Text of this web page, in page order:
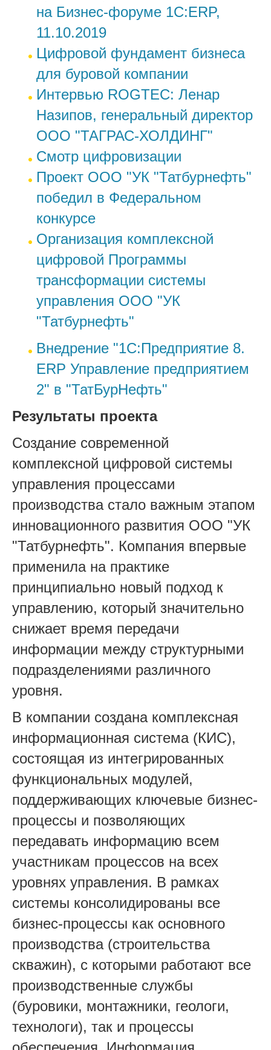
на Бизнес-форуме 1С:ERP,
11.10.2019
Цифровой фундамент бизнеса
для буровой компании
Интервью ROGTEC: Ленар
Назипов, генеральный директор
ООО "ТАГРАС-ХОЛДИНГ"
Смотр цифровизации
Проект ООО "УК "Татбурнефть"
победил в Федеральном
конкурсе
Организация комплексной
цифровой Программы
трансформации системы
управления ООО "УК
"Татбурнефть"
Внедрение "1С:Предприятие 8.
ERP Управление предприятием
2" в "ТатБурНефть"
Результаты проекта
Создание современной
комплексной цифровой системы
управления процессами
производства стало важным этапом
инновационного развития ООО "УК
"Татбурнефть". Компания впервые
применила на практике
принципиально новый подход к
управлению, который значительно
снижает время передачи
информации между структурными
подразделениями различного
уровня.
В компании создана комплексная
информационная система (КИС),
состоящая из интегрированных
функциональных модулей,
поддерживающих ключевые бизнес-
процессы и позволяющих
передавать информацию всем
участникам процессов на всех
уровнях управления. В рамках
системы консолидированы все
бизнес-процессы как основного
производства (строительства
скважин), с которыми работают все
производственные службы
(буровики, монтажники, геологи,
технологи), так и процессы